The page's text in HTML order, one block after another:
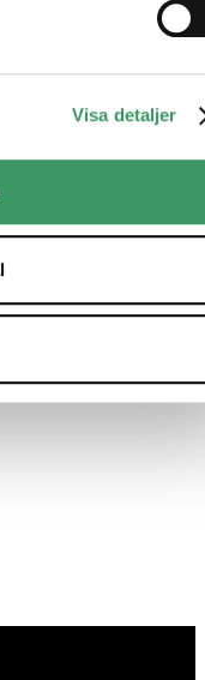
Visa detaljer
risk. Du
och måste således
informationen.
av MMVP.
av upphovsrätt och